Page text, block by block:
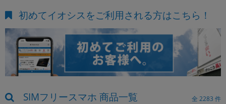
初めてイオシスをご利用される方はこちら！
SIMフリースマホ 商品一覧 全 2283 件